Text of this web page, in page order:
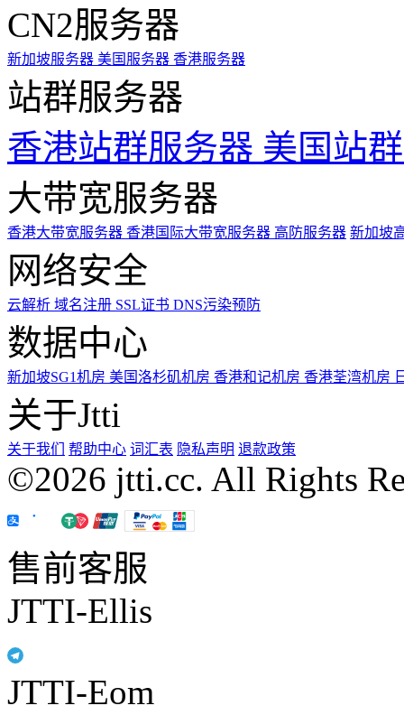
CN2服务器
新加坡服务器 美国服务器 香港服务器
站群服务器
香港站群服务器 美国站
大带宽服务器
香港大带宽服务器 香港国际大带宽服务器 高防服务器 新加坡
网络安全
云解析 域名注册 SSL证书 DNS污染预防
数据中心
新加坡SG1机房 美国洛杉矶机房 香港和记机房 香港荃湾机房
关于Jtti
关于我们 帮助中心 词汇表 隐私声明 退款政策
©2026 jtti.cc. All Rights
售前客服
JTTI-Ellis
JTTI-Eom